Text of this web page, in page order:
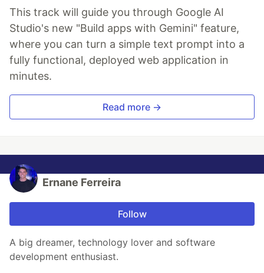
This track will guide you through Google AI
Studio's new "Build apps with Gemini" feature,
where you can turn a simple text prompt into a
fully functional, deployed web application in
minutes.
Read more →
Ernane Ferreira
Follow
A big dreamer, technology lover and software
development enthusiast.